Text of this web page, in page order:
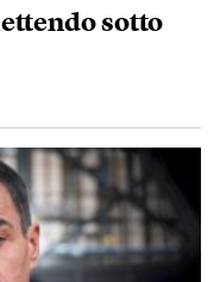
sotto